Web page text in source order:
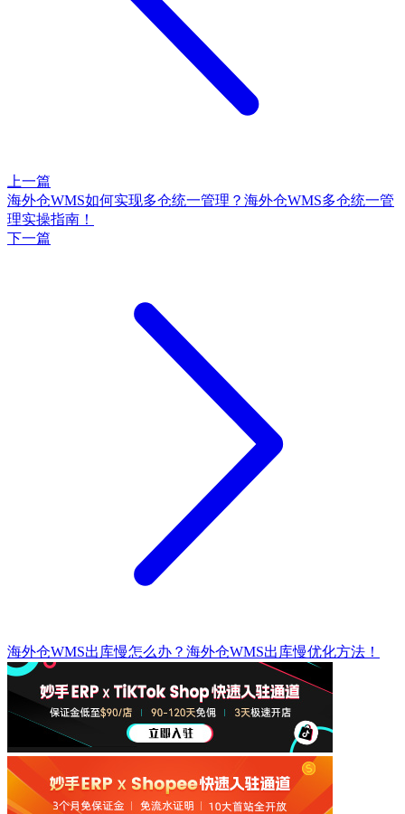
上一篇
海外仓WMS如何实现多仓统一管理？海外仓WMS多仓统一管
理实操指南！
下一篇
海外仓WMS出库慢怎么办？海外仓WMS出库慢优化方法！